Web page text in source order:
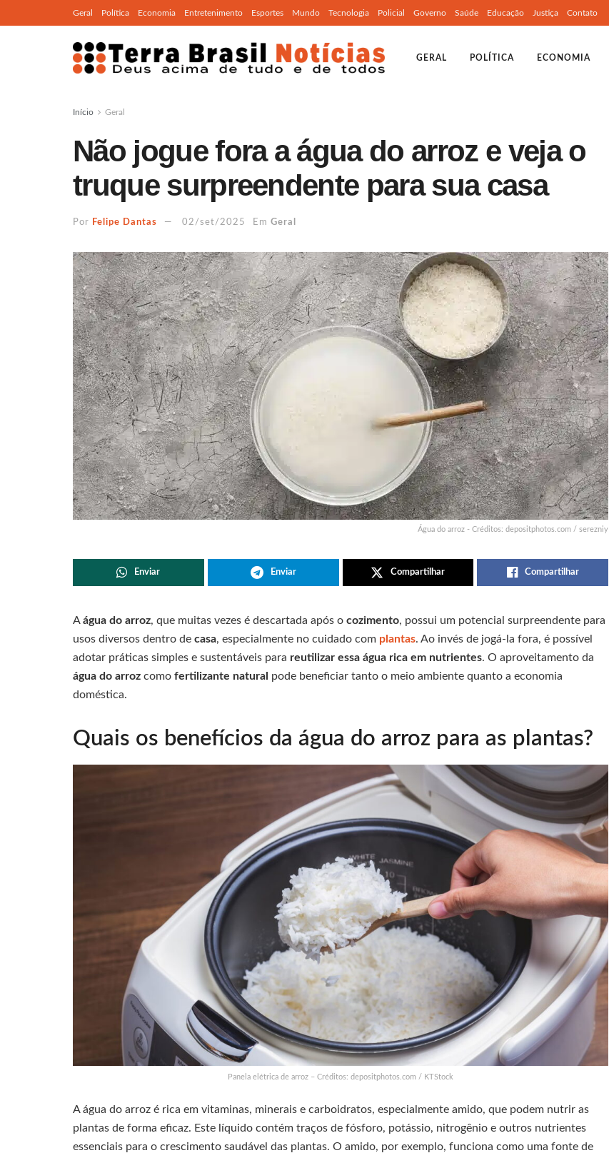
Geral Política Economia Entretenimento Esportes Mundo Tecnologia Policial Governo Saúde Educação Justiça Contato
GERAL POLÍTICA ECONOMIA
Início Geral
Não jogue fora a água do arroz e veja o
truque surpreendente para sua casa
Por Felipe Dantas 02/set/2025 Em Geral
Água do arroz - Créditos: depositphotos.com / serezniy
Enviar Enviar Compartilhar Compartilhar
Aágua do arroz, que muitas vezes é descartada após o cozimento, possui um potencial surpreendente para
usos diversos dentro de casa, especialmente no cuidado com plantas. Ao invés de jogá-la fora, é possível
adotar práticas simples e sustentáveis para reutilizar essa água rica em nutrientes. O aproveitamento da
água do arroz como fertilizante natural pode beneficiar tanto o meio ambiente quanto a economia
doméstica.
Quais os benefícios da água do arroz para as plantas?
Panela elétrica de arroz – Créditos: depositphotos.com / KTStock
A água do arroz é rica em vitaminas, minerais e carboidratos, especialmente amido, que podem nutrir as
plantas de forma eficaz. Este líquido contém traços de fósforo, potássio, nitrogênio e outros nutrientes
essenciais para o crescimento saudável das plantas. O amido, por exemplo, funciona como uma fonte de